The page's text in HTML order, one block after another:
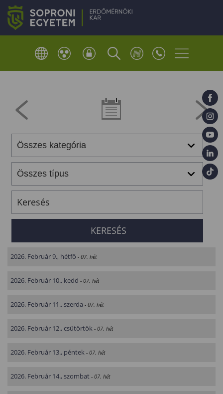
2026. Február 9., hétfő - 07. hét
2026. Február 10., kedd - 07. hét
2026. Február 11., szerda - 07. hét
2026. Február 12., csütörtök - 07. hét
2026. Február 13., péntek - 07. hét
2026. Február 14., szombat - 07. hét